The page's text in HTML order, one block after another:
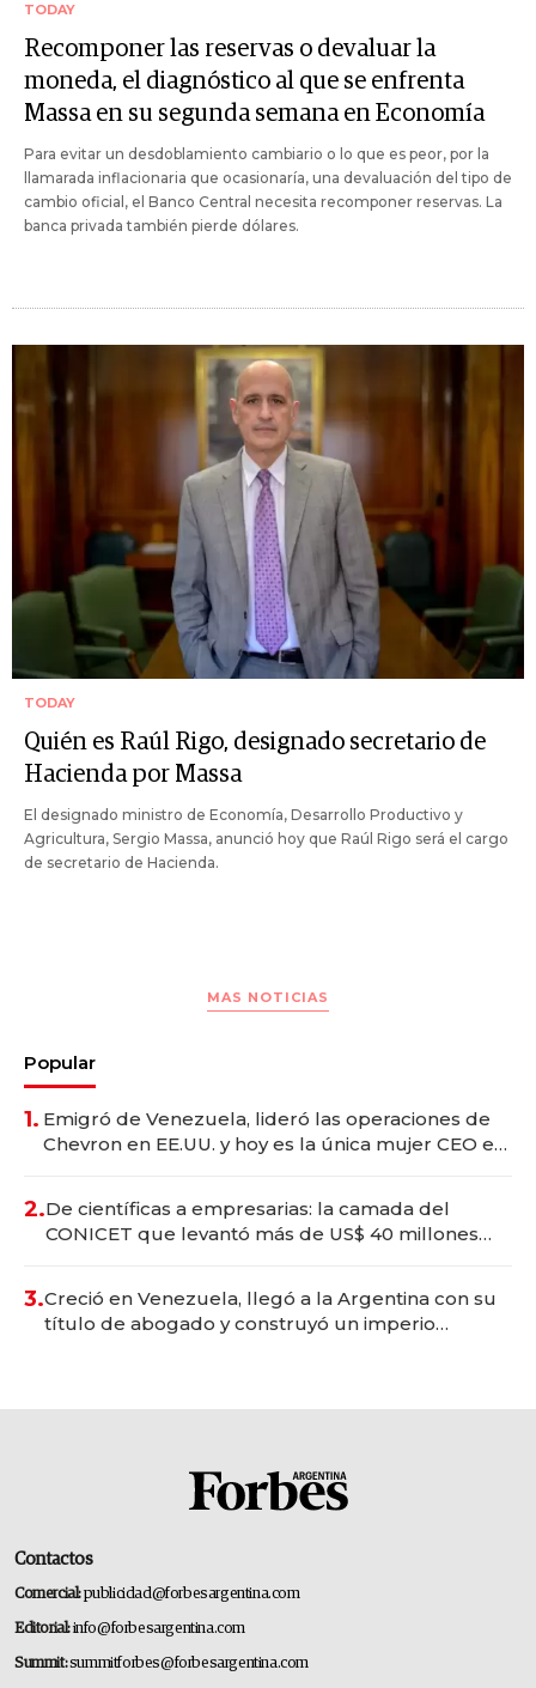
TODAY
Recomponer las reservas o devaluar la
moneda, el diagnóstico al que se enfrenta
Massa en su segunda semana en Economía
Para evitar un desdoblamiento cambiario o lo que es peor, por la
llamarada inflacionaria que ocasionaría, una devaluación del tipo de
cambio oficial, el Banco Central necesita recomponer reservas. La
banca privada también pierde dólares.
TODAY
Quién es Raúl Rigo, designado secretario de
Hacienda por Massa
El designado ministro de Economía, Desarrollo Productivo y
Agricultura, Sergio Massa, anunció hoy que Raúl Rigo será el cargo
de secretario de Hacienda.
MAS NOTICIAS
Popular
1. Emigró de Venezuela, lideró las operaciones de
Chevron en EE.UU. y hoy es la única mujer CEO en
2.De científicas a empresarias: la camada del
CONICET que levantó más de US$ 40 millones
3.Creció en Venezuela, llegó a la Argentina con su
título de abogado y construyó un imperio
Contactos
Comercial:publicidad@forbesargentina.com
Editorial:info@forbesargentina.com
Summit:summitforbes@forbesargentina.com